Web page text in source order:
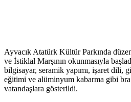
Ayvacık Atatürk Kültür Parkında
ve İstiklal Marşının okunmasıyla
bilgisayar, seramik yapımı, işaret dili,
eğitimi ve alüminyum kabarma gibi
vatandaşlara gösterildi.